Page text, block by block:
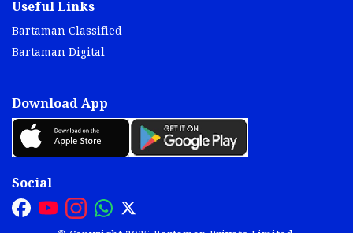
Useful Links
Bartaman Classified
Bartaman Digital
Download App
Social